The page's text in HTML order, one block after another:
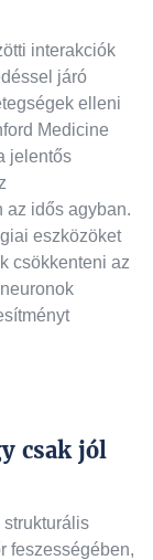
interakciók
járó
elleni
Medicine
jelentős
az idős agyban.
eszközöket
csökkenteni az
csak jól
feszességében,